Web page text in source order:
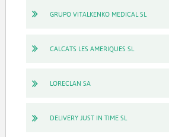
GRUPO VITALKENKO MEDICAL SL
CALCATS LES AMERIQUES SL
LORECLAN SA
DELIVERY JUST IN TIME SL